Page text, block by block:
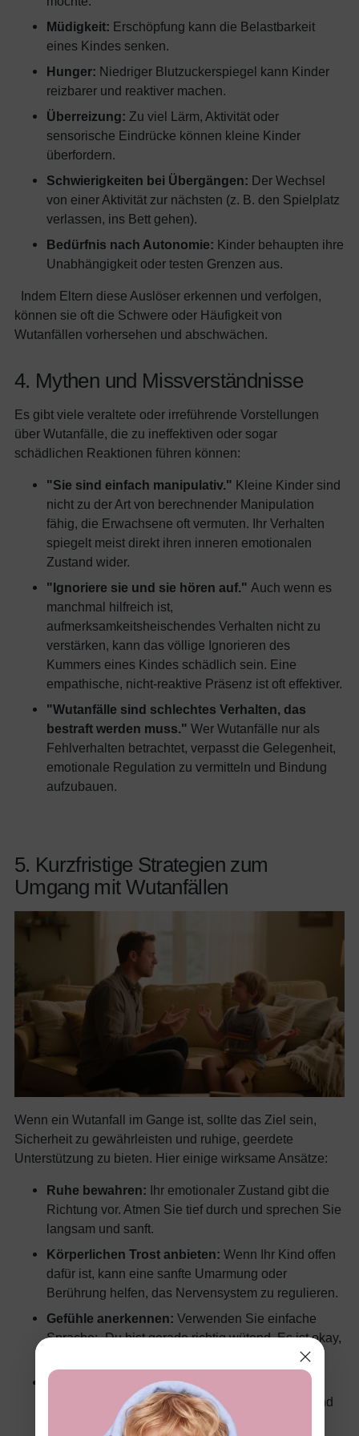
Müdigkeit: Erschöpfung kann die Belastbarkeit
eines Kindes senken.
Hunger: Niedriger Blutzuckerspiegel kann Kinder
reizbarer und reaktiver machen.
Überreizung: Zu viel Lärm, Aktivität oder
sensorische Eindrücke können kleine Kinder
überfordern.
Schwierigkeiten bei Übergängen: Der Wechsel
von einer Aktivität zur nächsten (z. B. den Spielplatz
verlassen, ins Bett gehen).
Bedürfnis nach Autonomie: Kinder behaupten ihre
Unabhängigkeit oder testen Grenzen aus.
Indem Eltern diese Auslöser erkennen und verfolgen,
können sie oft die Schwere oder Häufigkeit von
Wutanfällen vorhersehen und abschwächen.
4. Mythen und Missverständnisse
Es gibt viele veraltete oder irreführende Vorstellungen
über Wutanfälle, die zu ineffektiven oder sogar
schädlichen Reaktionen führen können:
"Sie sind einfach manipulativ." Kleine Kinder sind
nicht zu der Art von berechnender Manipulation
fähig, die Erwachsene oft vermuten. Ihr Verhalten
spiegelt meist direkt ihren inneren emotionalen
Zustand wider.
"Ignoriere sie und sie hören auf." Auch wenn es
manchmal hilfreich ist,
aufmerksamkeitsheischendes Verhalten nicht zu
verstärken, kann das völlige Ignorieren des
Kummers eines Kindes schädlich sein. Eine
empathische, nicht-reaktive Präsenz ist oft effektiver.
"Wutanfälle sind schlechtes Verhalten, das
bestraft werden muss." Wer Wutanfälle nur als
Fehlverhalten betrachtet, verpasst die Gelegenheit,
emotionale Regulation zu vermitteln und Bindung
aufzubauen.
5. Kurzfristige Strategien zum
Umgang mit Wutanfällen
Wenn ein Wutanfall im Gange ist, sollte das Ziel sein,
Sicherheit zu gewährleisten und ruhige, geerdete
Unterstützung zu bieten. Hier einige wirksame Ansätze:
Ruhe bewahren: Ihr emotionaler Zustand gibt die
Richtung vor. Atmen Sie tief durch und sprechen Sie
langsam und sanft.
Körperlichen Trost anbieten: Wenn Ihr Kind offen
dafür ist, kann eine sanfte Umarmung oder
Berührung helfen, das Nervensystem zu regulieren.
Gefühle anerkennen: Verwenden Sie einfache
Sprache: „Du bist gerade richtig wütend. Es ist okay,
Reize reduzieren:Gehen Sie, wenn möglich, in
einen ruhigeren Raum oder dämpfen Sie Licht und